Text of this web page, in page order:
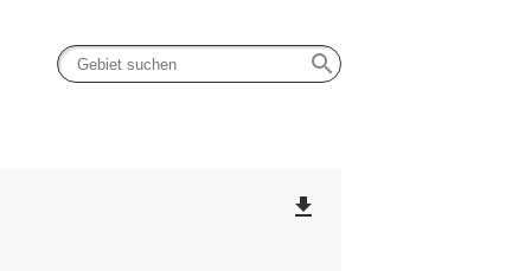
search
file_download